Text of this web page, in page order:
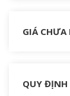
GIÁ CHƯA
QUY